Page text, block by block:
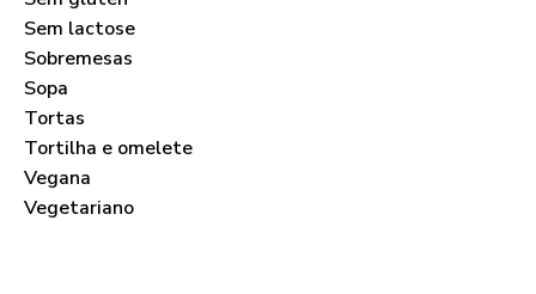
Sem lactose
Sobremesas
Sopa
Tortas
Tortilha e omelete
Vegana
Vegetariano